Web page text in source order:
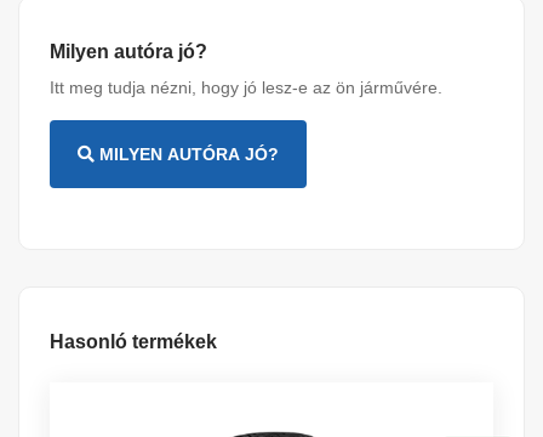
Milyen autóra jó?
Itt meg tudja nézni, hogy jó lesz-e az ön járművére.
MILYEN AUTÓRA JÓ?
Hasonló termékek